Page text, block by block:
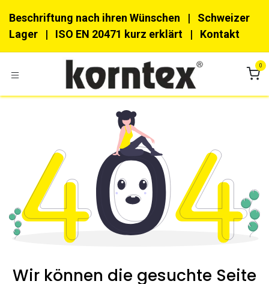
Beschriftung nach ihren Wünschen | Schweizer
Lager | ISO EN 20471 kurz erklärt | Kon​​takt
0
Wir können die gesuchte Seite